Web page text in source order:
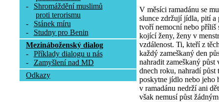
-
Shromáždění muslimů
proti terorismu
-
Stánek míru
-
Studny pro Benin
Mezináboženský dialog
-
Příklady dialogu u nás
-
Zamyšlení nad MD
Odkazy
V měsíci ramadánu se
slunce zdržují jídla, pití
tvoří nemocní nebo příliš
kojící ženy, ženy v
vzdálenost. Ti, kteří z
každý zameškaný den
nahradit zameškaný
dnech roku, nahradí půst
poskytne jídlo nebo jeho
v ramadánu nedrží ani
však nemusí půst